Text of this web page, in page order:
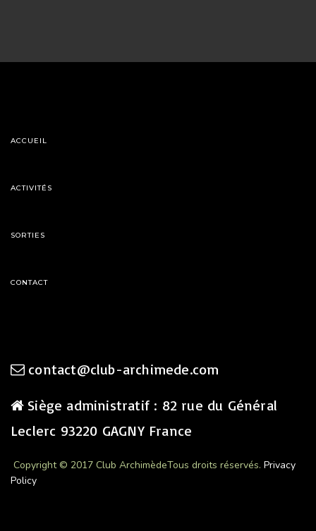
ACCUEIL
ACTIVITÉS
SORTIES
CONTACT
contact@club-archimede.com
Siège administratif : 82 rue du Général
Leclerc 93220 GAGNY France
Copyright © 2017 Club ArchimèdeTous droits réservés. Privacy
Policy